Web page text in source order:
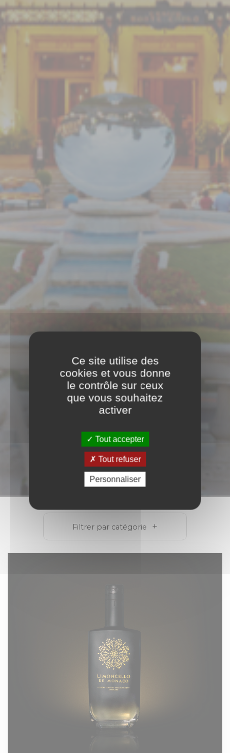
Filtrer par catégorie
Ce site utilise des
cookies et vous donne
le contrôle sur ceux
que vous souhaitez
activer
Tout accepter
Tout refuser
Personnaliser